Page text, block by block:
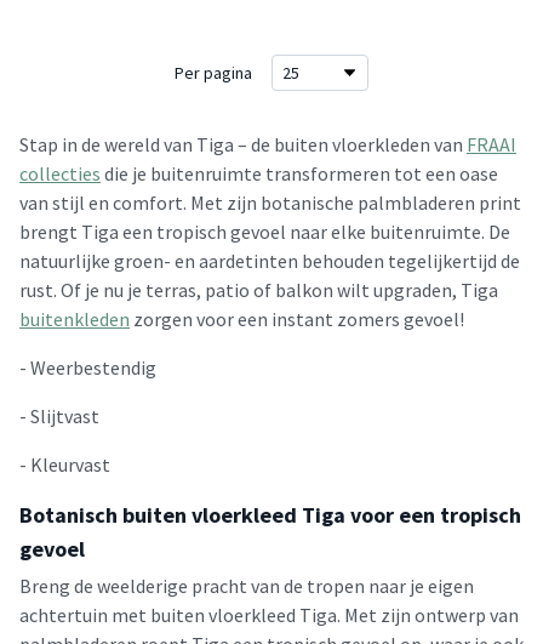
Per pagina
Stap in de wereld van Tiga – de buiten vloerkleden van FRAAI
collecties die je buitenruimte transformeren tot een oase
van stijl en comfort. Met zijn botanische palmbladeren print
brengt Tiga een tropisch gevoel naar elke buitenruimte. De
natuurlijke groen- en aardetinten behouden tegelijkertijd de
rust. Of je nu je terras, patio of balkon wilt upgraden, Tiga
buitenkleden zorgen voor een instant zomers gevoel!
- Weerbestendig
- Slijtvast
- Kleurvast
Botanisch buiten vloerkleed Tiga voor een tropisch
gevoel
Breng de weelderige pracht van de tropen naar je eigen
achtertuin met buiten vloerkleed Tiga. Met zijn ontwerp van